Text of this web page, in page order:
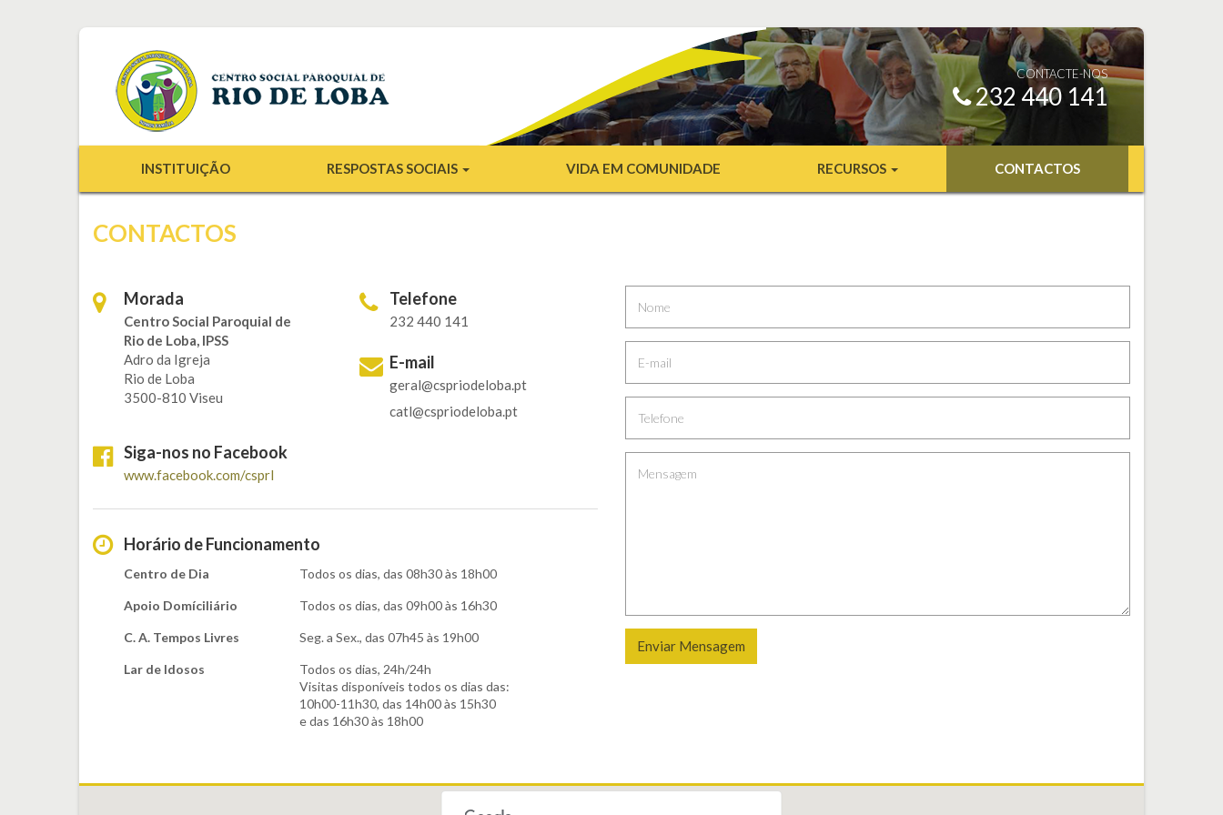
CONTACTE-NOS
232 440 141
INSTITUIÇÃO RESPOSTAS SOCIAIS VIDA EM COMUNIDADE RECURSOS CONTACTOS
CONTACTOS
Morada
Centro Social Paroquial de
Rio de Loba, IPSS
Adro da Igreja
Rio de Loba
3500-810 Viseu
Telefone
232 440 141
E-mail
geral@cspriodeloba.pt
catl@cspriodeloba.pt
Siga-nos no Facebook
www.facebook.com/csprl
Horário de Funcionamento
Centro de Dia Todos os dias, das 08h30 às 18h00
Apoio Domíciliário Todos os dias, das 09h00 às 16h30
C. A. Tempos Livres Seg. a Sex., das 07h45 às 19h00
Lar de Idosos
Todos os dias, 24h/24h
Visitas disponíveis todos os dias das:
10h00-11h30, das 14h00 às 15h30
e das 16h30 às 18h00
Enviar Mensagem